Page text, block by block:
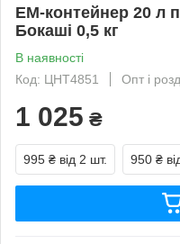
ЕМ-контейнер 20 л
Бокаші 0,5 кг
В наявності
Код: ЦНТ4851
Опт і
1 025 ₴
995 ₴ від 2 шт. 950 ₴